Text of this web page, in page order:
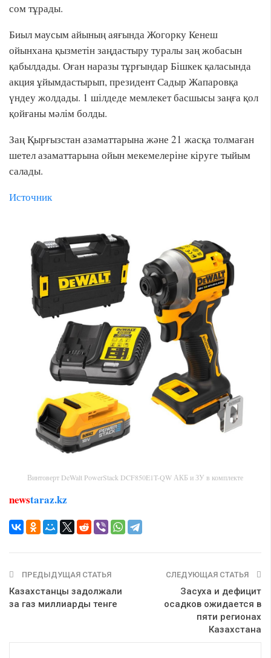
сом тұрады.
Биыл маусым айының аяғында Жогорку Кенеш
ойынхана қызметін заңдастыру туралы заң жобасын
қабылдады. Оған наразы тұрғындар Бішкек қаласында
акция ұйымдастырып, президент Садыр Жапаровқа
үндеу жолдады. 1 шілдеде мемлекет басшысы заңға қол
қойғаны мәлім болды.
Заң Қырғызстан азаматтарына және 21 жасқа толмаған
шетел азаматтарына ойын мекемелеріне кіруге тыйым
салады.
Источник
Винтоверт DeWalt PowerStack DCF850E1T-QW АКБ и ЗУ в комплекте
newstaraz.kz
ПРЕДЫДУЩАЯ СТАТЬЯ
Казахстанцы задолжали
за газ миллиарды тенге
СЛЕДУЮЩАЯ СТАТЬЯ
Засуха и дефицит
осадков ожидается в
пяти регионах
Казахстана